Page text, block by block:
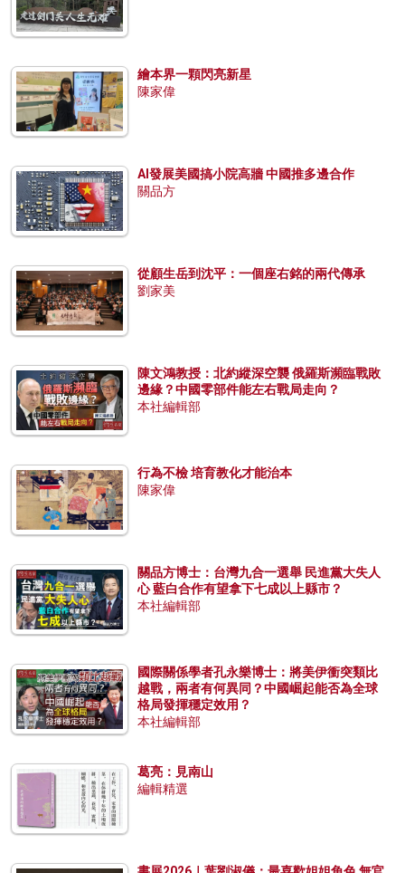
繪本界一顆閃亮新星
陳家偉
AI發展美國搞小院高牆 中國推多邊合作
關品方
從顧生岳到沈平：一個座右銘的兩代傳承
劉家美
陳文鴻教授：北約縱深空襲 俄羅斯瀕臨戰敗
邊緣？中國零部件能左右戰局走向？
本社編輯部
行為不檢 培育教化才能治本
陳家偉
關品方博士：台灣九合一選舉 民進黨大失人
心 藍白合作有望拿下七成以上縣市？
本社編輯部
國際關係學者孔永樂博士：將美伊衝突類比
越戰，兩者有何異同？中國崛起能否為全球
格局發揮穩定效用？
本社編輯部
葛亮：見南山
編輯精選